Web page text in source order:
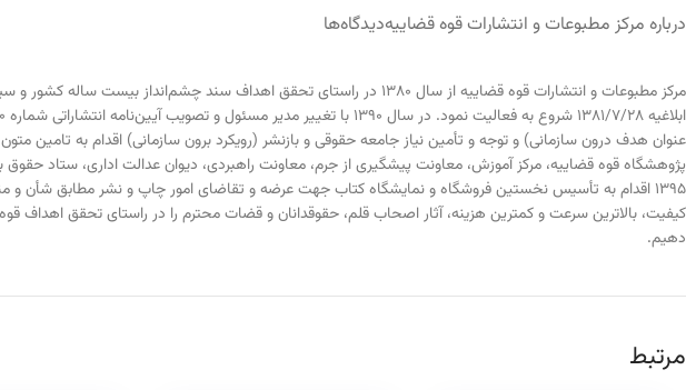
درباره مرکز مطبوعات و انتشارات قوه قضاییهدیدگاه‌ها
عنوان هدف درون سازمانی) و توجه و تأمین نیاز جامعه حقوقی و بازنشر (رویکرد برون سازمانی) اقدام به
پژوهشگاه قوه قضاییه، مرکز آموزش، معاونت پیشگیری از جرم، معاونت راهبردی، دیوان عدالت اداری، ستاد
۱۳۹۵ اقدام به تأسیس نخستین فروشگاه و نمایشگاه کتاب جهت عرضه و تقاضای امور چاپ و نشر مطابق
کیفیت، بالاترین سرعت و کمترین هزینه، آثار اصحاب قلم، حقوقدانان و قضات محترم را در راستای تحقق
دهیم.
مرتبط